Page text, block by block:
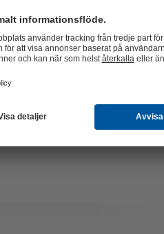
som genom frekvensomvandlare
inte behöver köras samtidigt.
kraftigt reducerar den totala
de nya pumparna sparar vi nu
överföringsledningen. Tidigare
dagen. Eftersom de nya pumparna
slam och fett, vilket innebär
var nödvändigt flera gånger